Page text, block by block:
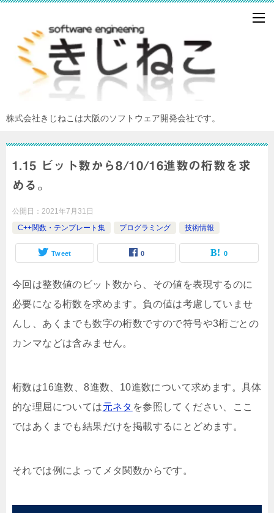
株式会社きじねこは大阪のソフトウェア開発会社です。
1.15 ビット数から8/10/16進数の桁数を求
める。
公開日： 2021年7月31日
C++関数・テンプレート集
プログラミング 技術情報
Tweet 0 0
今回は整数値のビット数から、その値を表現するのに
必要になる桁数を求めます。負の値は考慮していませ
んし、あくまでも数字の桁数ですので符号や3桁ごとの
カンマなどは含みません。
桁数は16進数、8進数、10進数について求めます。具体
的な理屈については元ネタ を参照してください、ここ
ではあくまでも結果だけを掲載するにとどめます。
それでは例によってメタ関数からです。